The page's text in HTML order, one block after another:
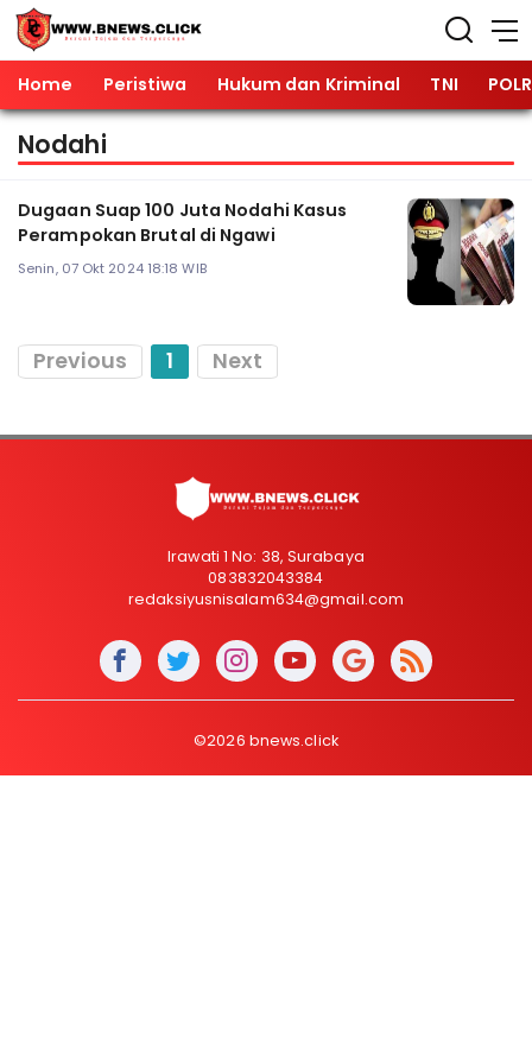
Home Peristiwa Hukum dan Kriminal TNI
Nodahi
Dugaan Suap 100 Juta Nodahi Kasus
Perampokan Brutal di Ngawi
Senin, 07 Okt 2024 18:18 WIB
Previous 1 Next
Irawati 1 No: 38, Surabaya
083832043384
redaksiyusnisalam634@gmail.com
©2026 bnews.click